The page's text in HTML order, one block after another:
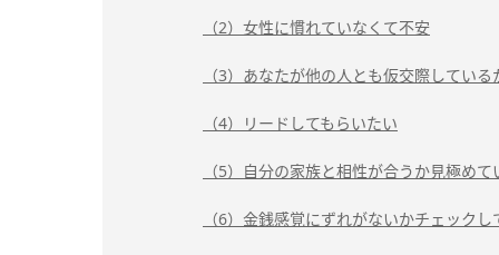
（2）女性に慣れていなくて不安
（3）あなたが他の人とも仮交際してい
（4）リードしてもらいたい
（5）自分の家族と相性が合うか見極めて
（6）金銭感覚にずれがないかチェックし